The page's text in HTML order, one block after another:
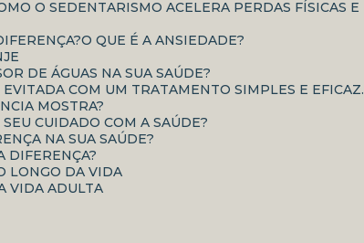
O QUE É A ANSIEDADE?
DE ÁGUAS NA SUA SAÚDE?
EVITADA COM UM TRATAMENTO SIMPLES E EFICAZ.
MOSTRA?
CUIDADO COM A SAÚDE?
NA SUA SAÚDE?
DIFERENÇA?
LONGO DA VIDA
VIDA ADULTA